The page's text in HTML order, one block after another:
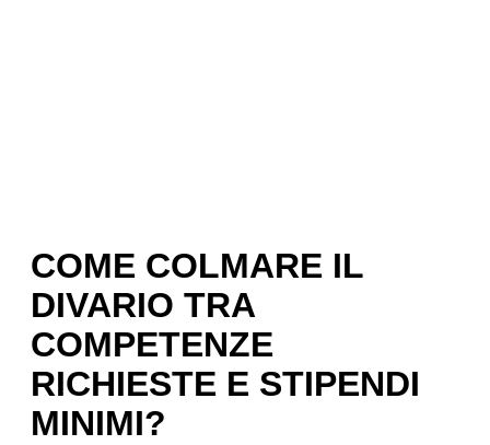
COME COLMARE IL
DIVARIO TRA
COMPETENZE
RICHIESTE E STIPENDI
MINIMI?